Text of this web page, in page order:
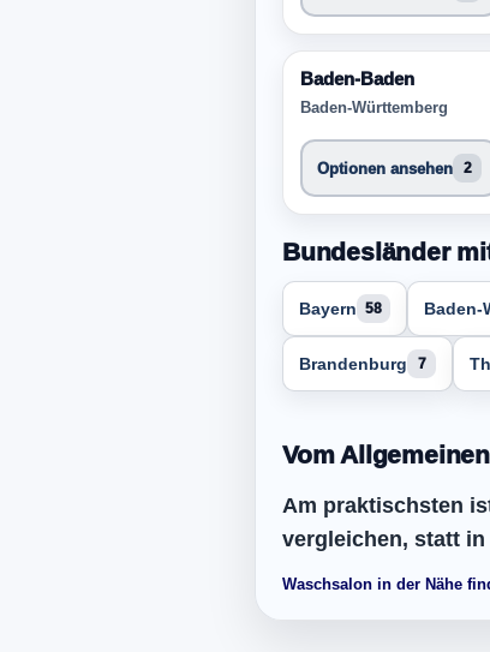
Baden-Baden
Baden-Württemberg
Optionen ansehen 2
Bundesländer
Bayern 58 Baden-
Brandenburg 7
Vom
Am praktischsten
vergleichen, statt
Waschsalon in der Nähe